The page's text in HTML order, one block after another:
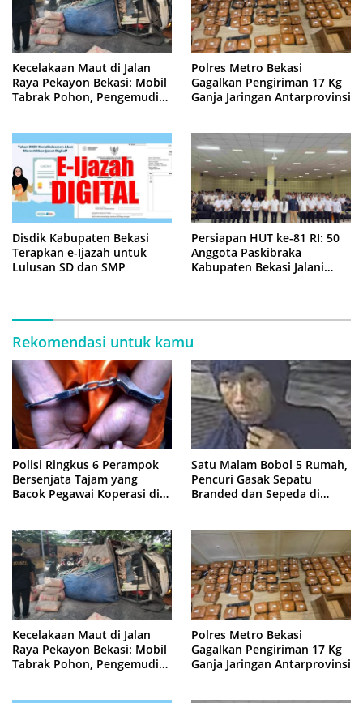
Kecelakaan Maut di Jalan
Raya Pekayon Bekasi: Mobil
Tabrak Pohon, Pengemudi
Polres Metro Bekasi
Gagalkan Pengiriman 17 Kg
Ganja Jaringan Antarprovinsi
Disdik Kabupaten Bekasi
Terapkan e-Ijazah untuk
Lulusan SD dan SMP
Persiapan HUT ke-81 RI: 50
Anggota Paskibraka
Kabupaten Bekasi Jalani
Rekomendasi untuk kamu
Polisi Ringkus 6 Perampok
Bersenjata Tajam yang
Bacok Pegawai Koperasi di
Satu Malam Bobol 5 Rumah,
Pencuri Gasak Sepatu
Branded dan Sepeda di
Kecelakaan Maut di Jalan
Raya Pekayon Bekasi: Mobil
Tabrak Pohon, Pengemudi
Polres Metro Bekasi
Gagalkan Pengiriman 17 Kg
Ganja Jaringan Antarprovinsi